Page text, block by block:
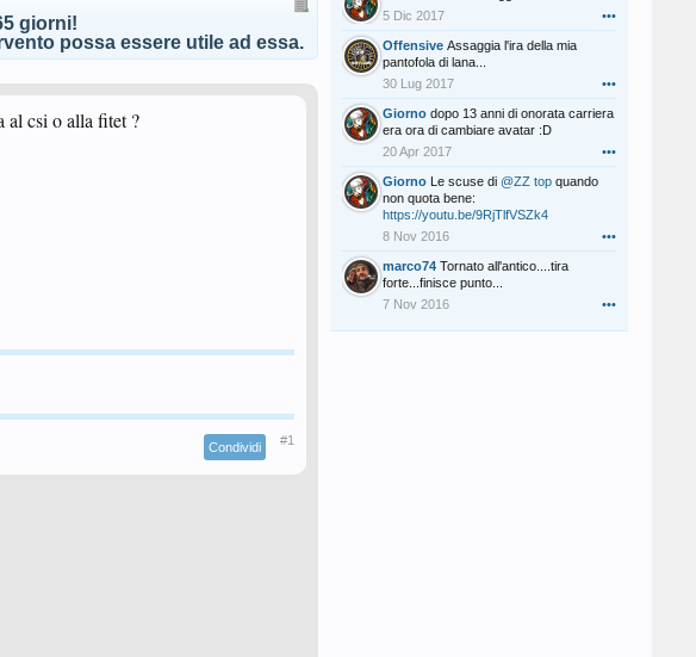
giorni!
possa essere utile ad essa.
al csi o alla fitet ?
Condividi #1
5 Dic 2017
•••
Offensive Assaggia l'ira della mia
pantofola di lana...
30 Lug 2017
•••
Giorno dopo 13 anni di onorata carriera
era ora di cambiare avatar :D
20 Apr 2017
•••
Giorno Le scuse di @ZZ top quando
non quota bene:
https://youtu.be/9RjTlfVSZk4
8 Nov 2016
•••
marco74 Tornato all'antico....tira
forte...finisce punto...
7 Nov 2016
•••